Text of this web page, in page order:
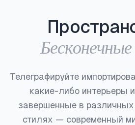
Телеграфируйте
какие-либо интерьеры
завершенные в
стилях — современный